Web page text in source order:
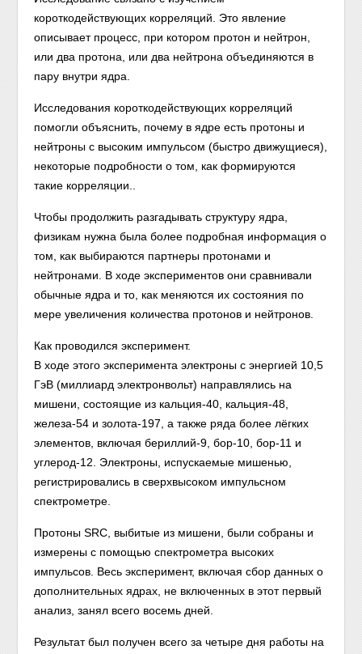
короткодействующих корреляций. Это явление
описывает процесс, при котором протон и нейтрон,
или два протона, или два нейтрона объединяются в
пару внутри ядра.
Исследования короткодействующих корреляций
помогли объяснить, почему в ядре есть протоны и
нейтроны с высоким импульсом (быстро движущиеся),
некоторые подробности о том, как формируются
такие корреляции..
Чтобы продолжить разгадывать структуру ядра,
физикам нужна была более подробная информация о
том, как выбираются партнеры протонами и
нейтронами. В ходе экспериментов они сравнивали
обычные ядра и то, как меняются их состояния по
мере увеличения количества протонов и нейтронов.
Как проводился эксперимент.
В ходе этого эксперимента электроны с энергией 10,5
ГэВ (миллиард электронвольт) направлялись на
мишени, состоящие из кальция-40, кальция-48,
железа-54 и золота-197, а также ряда более лёгких
элементов, включая бериллий-9, бор-10, бор-11 и
углерод-12. Электроны, испускаемые мишенью,
регистрировались в сверхвысоком импульсном
спектрометре.
Протоны SRC, выбитые из мишени, были собраны и
измерены с помощью спектрометра высоких
импульсов. Весь эксперимент, включая сбор данных о
дополнительных ядрах, не включенных в этот первый
анализ, занял всего восемь дней.
Результат был получен всего за четыре дня работы на